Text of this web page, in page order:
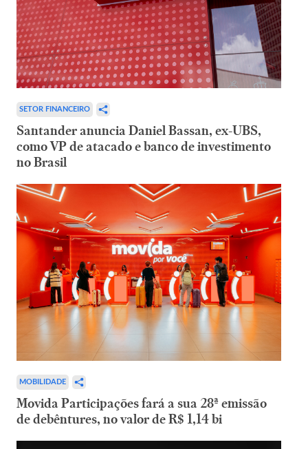
SETOR FINANCEIRO
Santander anuncia Daniel Bassan, ex-UBS,
como VP de atacado e banco de investimento
no Brasil
MOBILIDADE
Movida Participações fará a sua 28ª emissão
de debêntures, no valor de R$ 1,14 bi